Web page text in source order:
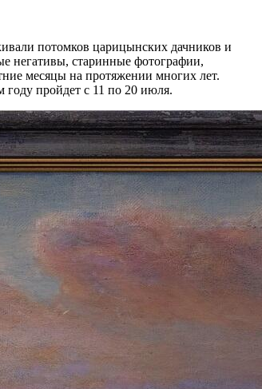
потомков царицынских дачников и
негативы, старинные фотографии,
месяцы на протяжении многих лет.
году пройдет с 11 по 20 июля.